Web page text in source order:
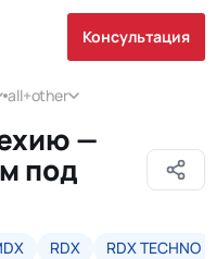
Консультация
all+other
—
под
RDX RDX TECHNO